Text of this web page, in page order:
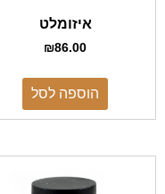
איזומלט
₪86.00
הוספה לסל